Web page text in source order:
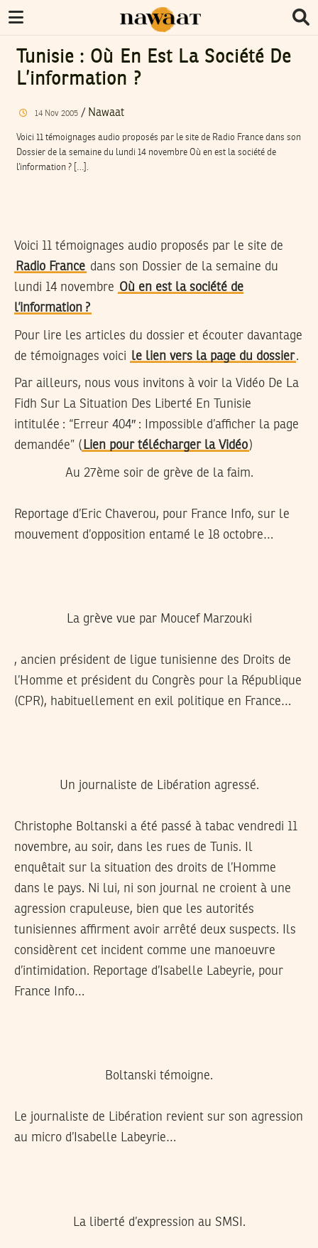
Tunisie : Où En Est La Société De
L’information ?
14 Nov 2005/ Nawaat
Voici 11 témoignages audio proposés par le site de Radio France dans son
Dossier de la semaine du lundi 14 novembre Où en est la société de
l’information ? […].
Voici 11 témoignages audio proposés par le site de
Radio France dans son Dossier de la semaine du
lundi 14 novembre Où en est la société de
l’information ?
Pour lire les articles du dossier et écouter davantage
de témoignages voici le lien vers la page du dossier.
Par ailleurs, nous vous invitons à voir la Vidéo De La
Fidh Sur La Situation Des Liberté En Tunisie
intitulée : “Erreur 404″ : Impossible d’afficher la page
demandée” ( Lien pour télécharger la Vidéo)
Au 27ème soir de grève de la faim.
Reportage d’Eric Chaverou, pour France Info, sur le
mouvement d’opposition entamé le 18 octobre…
La grève vue par Moucef Marzouki
, ancien président de ligue tunisienne des Droits de
l’Homme et président du Congrès pour la République
(CPR), habituellement en exil politique en France…
Un journaliste de Libération agressé.
Christophe Boltanski a été passé à tabac vendredi 11
novembre, au soir, dans les rues de Tunis. Il
enquêtait sur la situation des droits de l’Homme
dans le pays. Ni lui, ni son journal ne croient à une
agression crapuleuse, bien que les autorités
tunisiennes affirment avoir arrêté deux suspects. Ils
considèrent cet incident comme une manoeuvre
d’intimidation. Reportage d’Isabelle Labeyrie, pour
France Info…
Boltanski témoigne.
Le journaliste de Libération revient sur son agression
au micro d’Isabelle Labeyrie…
La liberté d’expression au SMSI.